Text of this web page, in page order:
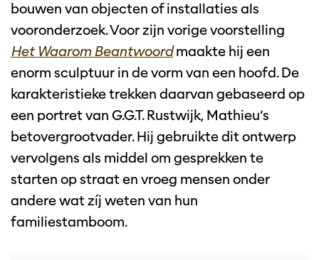
bouwen van objecten of installaties als
vooronderzoek. Voor zijn vorige voorstelling
Het Waarom Beantwoordmaakte hij een
enorm sculptuur in de vorm van een hoofd. De
karakteristieke trekken daarvan gebaseerd op
een portret van G.G.T. Rustwijk, Mathieu’s
betovergrootvader. Hij gebruikte dit ontwerp
vervolgens als middel om gesprekken te
starten op straat en vroeg mensen onder
andere wat zíj weten van hun
familiestamboom.